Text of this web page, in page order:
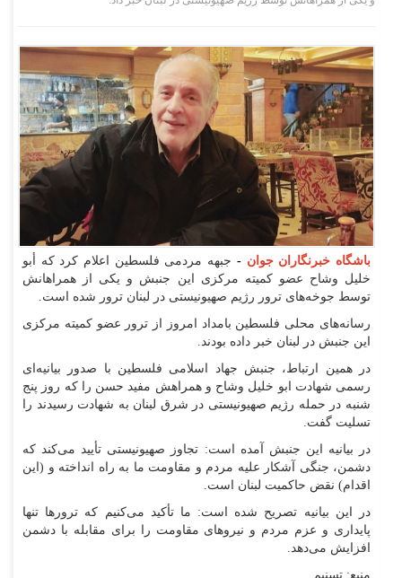
باشگاه خبرنگاران جوان- جبهه مردمی فلسطین اعلام کرد که أبو
خلیل وشاح عضو کمیته مرکزی این جنبش و یکی از همراهانش
توسط جوخه‌های ترور رژیم صهیونیستی در لبنان ترور شده است.
رسانه‌های محلی فلسطین بامداد امروز از ترور عضو کمیته مرکزی
این جنبش در لبنان خبر داده بودند.
در همین ارتباط، جنبش جهاد اسلامی فلسطین با صدور بیانیه‌ای
رسمی شهادت ابو خلیل وشاح و همراهش مفید حسن را که روز پنج
شنبه در حمله رژیم صهیونیستی در شرق لبنان به شهادت رسیدند را
تسلیت گفت.
در بیانیه این جنبش آمده است: تجاوز صهیونیستی تأیید می‌کند که
دشمن، جنگی آشکار علیه مردم و مقاومت ما به راه انداخته و (این
اقدام) نقض حاکمیت لبنان است.
در این بیانیه تصریح شده است: ما تأکید می‌کنیم که ترور‌ها تنها
پایداری و عزم مردم و نیرو‌های مقاومت را برای مقابله با دشمن
افزایش می‌دهد.
منبع: تسنیم